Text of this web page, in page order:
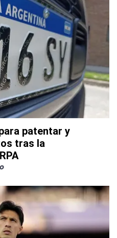
patentar y
tras la